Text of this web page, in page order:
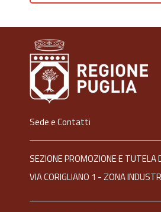
Sede e Contatti
SEZIONE PROMOZIONE E TUTELA
VIA CORIGLIANO 1 - ZONA